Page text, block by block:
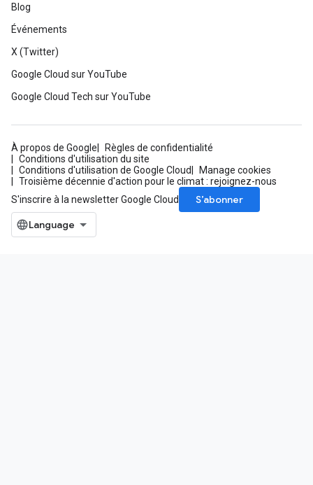
Blog
Événements
X (Twitter)
Google Cloud sur YouTube
Google Cloud Tech sur YouTube
À propos de Google
Règles de confidentialité
Conditions d'utilisation du site
Conditions d'utilisation de Google Cloud
Manage cookies
Troisième décennie d'action pour le climat : rejoignez-nous
S'inscrire à la newsletter Google Cloud
S’abonner